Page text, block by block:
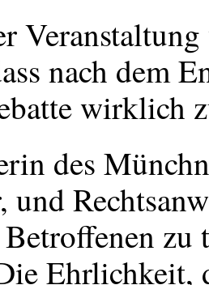
nach dem
wirklich
des
und
zu
Ehrlichkeit,